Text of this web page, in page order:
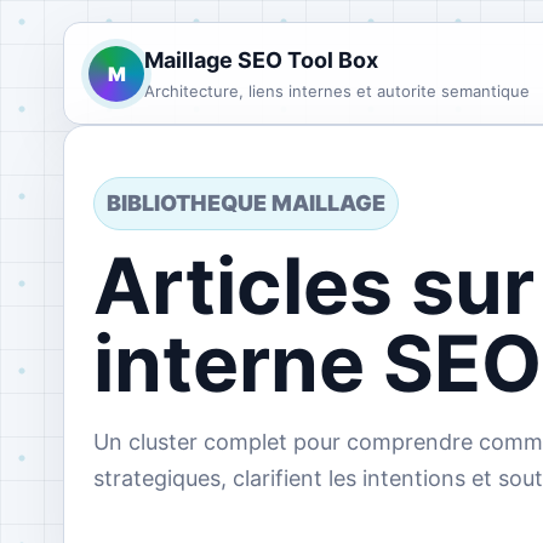
M
Maillage SEO Tool Box
Architecture, liens internes et autorite semantique
BIBLIOTHEQUE MAILLAGE
Articles
interne SEO
Un cluster complet pour comprendre
strategiques, clarifient les intentions et